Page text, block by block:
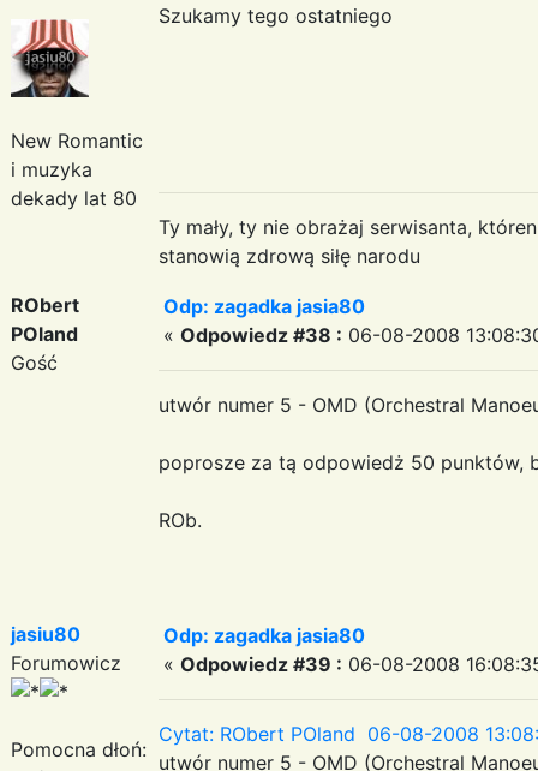
New Romantic
i muzyka
dekady lat 80
Szukamy tego ostatniego
Ty mały, ty nie obrażaj serwisanta,
stanowią zdrową siłę narodu
RObert
POland
Gość
Odp: zagadka jasia80
« Odpowiedz #38 : 06-08-2008
utwór numer 5 - OMD (Orchestral
poprosze za tą odpowiedż 50 punktów,
ROb.
jasiu80
Forumowicz
Pomocna dłoń:
Odp: zagadka jasia80
« Odpowiedz #39 : 06-08-2008
Cytat: RObert POland 06-08-2008
utwór numer 5 - OMD (Orchestral